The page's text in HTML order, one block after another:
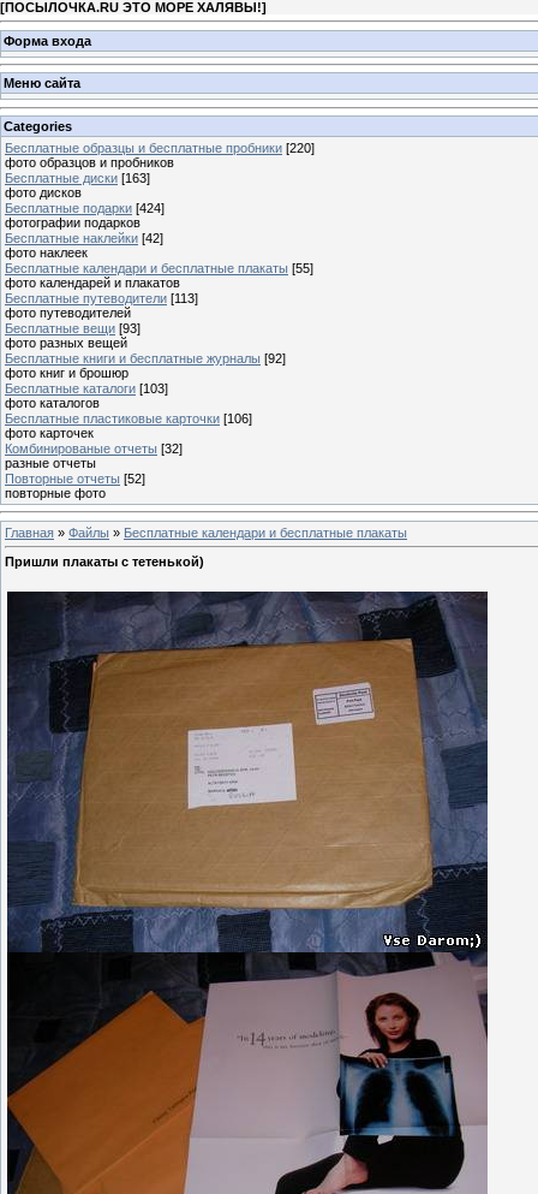
[ПОСЫЛОЧКА.RU ЭТО МОРЕ ХАЛЯВЫ!]
Форма входа
Меню сайта
Categories
Бесплатные образцы и бесплатные пробники [220]
фото образцов и пробников
Бесплатные диски [163]
фото дисков
Бесплатные подарки [424]
фотографии подарков
Бесплатные наклейки [42]
фото наклеек
Бесплатные календари и бесплатные плакаты [55]
фото календарей и плакатов
Бесплатные путеводители [113]
фото путеводителей
Бесплатные вещи [93]
фото разных вещей
Бесплатные книги и бесплатные журналы [92]
фото книг и брошюр
Бесплатные каталоги [103]
фото каталогов
Бесплатные пластиковые карточки [106]
фото карточек
Комбинированые отчеты [32]
разные отчеты
Повторные отчеты [52]
повторные фото
Главная » Файлы » Бесплатные календари и бесплатные плакаты
Пришли плакаты с тетенькой)